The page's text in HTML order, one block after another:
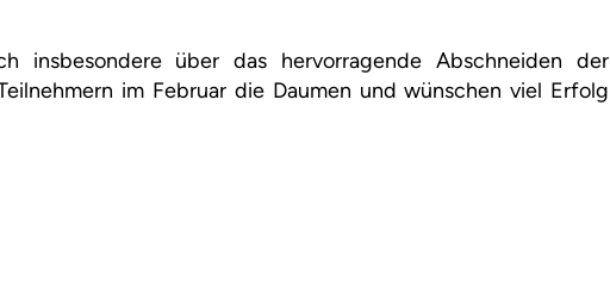
insbesondere über das hervorragende Abschneiden der
im Februar die Daumen und wünschen viel Erfolg